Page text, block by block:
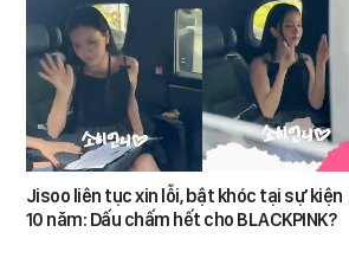
Jisoo liên tục xin lỗi, bật khóc tại sự kiện
10 năm: Dấu chấm hết cho BLACKPINK?